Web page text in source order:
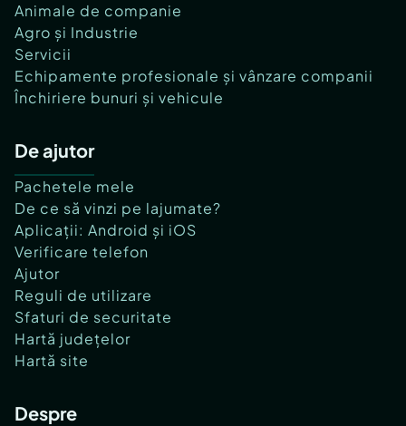
Animale de companie
Agro și Industrie
Servicii
Echipamente profesionale și vânzare companii
Închiriere bunuri și vehicule
De ajutor
Pachetele mele
De ce să vinzi pe lajumate?
Aplicații: Android și iOS
Verificare telefon
Ajutor
Reguli de utilizare
Sfaturi de securitate
Hartă județelor
Hartă site
Despre